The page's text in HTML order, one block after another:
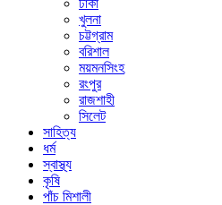
ঢাকা
খুলনা
চট্টগ্রাম
বরিশাল
ময়মনসিংহ
রংপুর
রাজশাহী
সিলেট
সাহিত্য
ধর্ম
স্বাস্থ্য
কৃষি
পাঁচ মিশালী